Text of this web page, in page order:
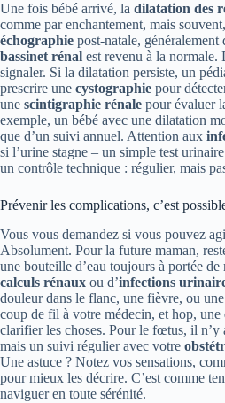
Une fois bébé arrivé, la dilatation des
comme par enchantement, mais
échographie post-natale,
bassinet rénal est revenu à la normale.
signaler. Si la dilatation persiste, un
prescrire une cystographie pour
une scintigraphie rénale pour évaluer
exemple, un bébé avec une dilatation
que d’un suivi annuel. Attention aux
si l’urine stagne – un simple test
un contrôle technique : régulier, mais
Prévenir les complications, c’est
Vous vous demandez si vous pouvez
Absolument. Pour la future maman,
une bouteille d’eau toujours à portée
calculs rénaux ou d’infections
douleur dans le flanc, une fièvre, ou
coup de fil à votre médecin, et hop, une
clarifier les choses. Pour le fœtus, il n’y
mais un suivi régulier avec votre
Une astuce ? Notez vos sensations,
pour mieux les décrire. C’est comme
naviguer en toute sérénité.